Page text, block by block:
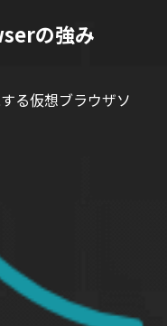
の強み
る仮想ブラウザソ